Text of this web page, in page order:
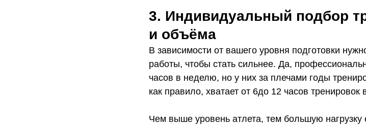
3. Индивидуальный подбор
и объёма
В зависимости от вашего уровня подготовки
работы, чтобы стать сильнее. Да,
часов в неделю, но у них за плечами годы
как правило, хватает от 6до 12 часов
Чем выше уровень атлета, тем большую